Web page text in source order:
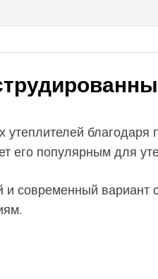
благодаря
его популярным для
вариант